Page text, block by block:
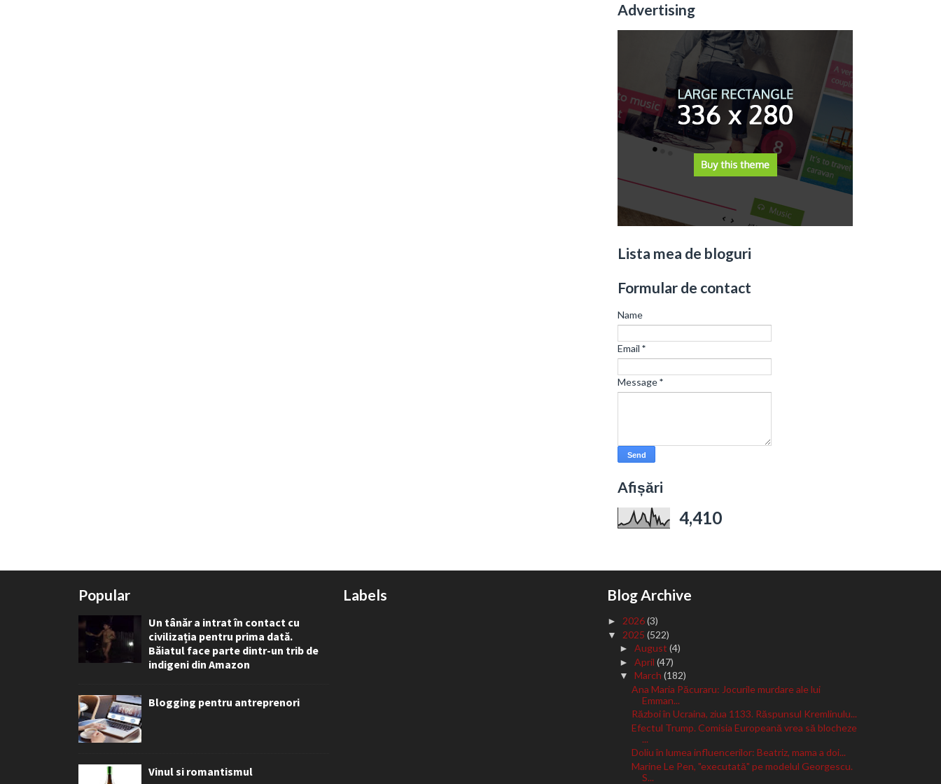
Advertising
Lista mea de bloguri
Formular de contact
Name
Email *
Message*
Afișări
4,410
Popular
Un tânăr a intrat în contact cu
civilizația pentru prima dată.
Băiatul face parte dintr-un trib de
indigeni din Amazon
Blogging pentru antreprenori
Vinul si romantismul
Labels Blog Archive
►2026(3)
▼ 2025(522)
►August(4)
►April(47)
▼March(182)
Ana Maria Păcuraru: Jocurile murdare ale lui
Emman...
Război în Ucraina, ziua 1133. Răspunsul Kremlinulu...
Efectul Trump. Comisia Europeană vrea să blocheze
...
Doliu în lumea influencerilor: Beatriz, mama a doi...
Marine Le Pen, "executată" pe modelul Georgescu.
S...